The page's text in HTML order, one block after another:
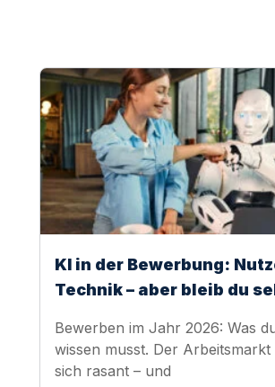
KI in der Bewerbung:
Technik – aber bleib du
Bewerben im Jahr 2026: Was
wissen musst. Der
sich rasant – und